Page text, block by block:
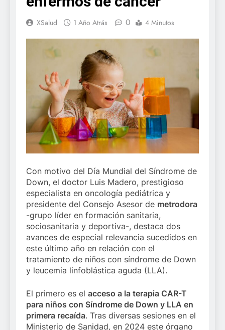
XSalud 1 Año Atrás 0 4 Minutos
Con motivo del Día Mundial del Síndrome de
Down, el doctor Luis Madero, prestigioso
especialista en oncología pediátrica y
presidente del Consejo Asesor de metrodora
-grupo líder en formación sanitaria,
sociosanitaria y deportiva-, destaca dos
avances de especial relevancia sucedidos en
este último año en relación con el
tratamiento de niños con síndrome de Down
y leucemia linfoblástica aguda (LLA).
El primero es el acceso a la terapia CAR-T
para niños con Síndrome de Down y LLA en
primera recaída. Tras diversas sesiones en el
Ministerio de Sanidad, en 2024 este órgano